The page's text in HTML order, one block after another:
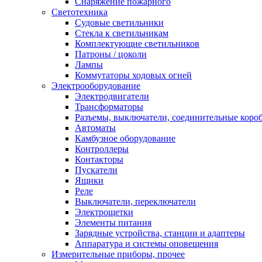
Светотехника
Судовые светильники
Стекла к светильникам
Комплектующие светильников
Патроны / цоколи
Лампы
Коммутаторы ходовых огней
Электрооборудование
Электродвигатели
Трансформаторы
Разъемы, выключатели, соединительные
Автоматы
Камбузное оборудование
Контроллеры
Контакторы
Пускатели
Ящики
Реле
Выключатели, переключатели
Электрощетки
Элементы питания
Зарядные устройства, станции и адаптеры
Аппаратура и системы оповещения
Измерительные приборы, прочее